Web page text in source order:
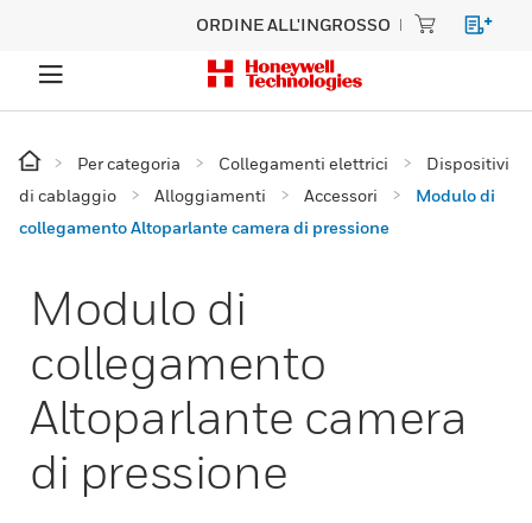
ORDINE ALL'INGROSSO
Per categoria Collegamenti elettrici
Dispositivi
di cablaggio
Alloggiamenti Accessori
Modulo di
collegamento Altoparlante camera di pressione
Modulo di
collegamento
Altoparlante camera
di pressione